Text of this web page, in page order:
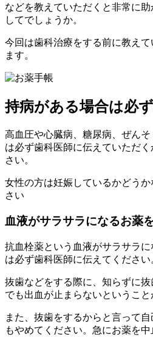
などを教えていただくと非常に
してでしょうか。
今回は歯科治療をする前に教え
ます。
持病がある場合は必
高血圧や心臓病、糖尿病、ぜん
は必ず歯科医師に伝えていただ
さい。
女性の方は妊娠しているかどう
さい
血液がサラサラになるお薬
抗血栓薬という血液がサラサラ
は必ず歯科医師に伝えてください
抜歯などをする際に、知らずに
でも出血が止まらないということ
また、抜歯をするからと言って
もやめてください。急にお薬を